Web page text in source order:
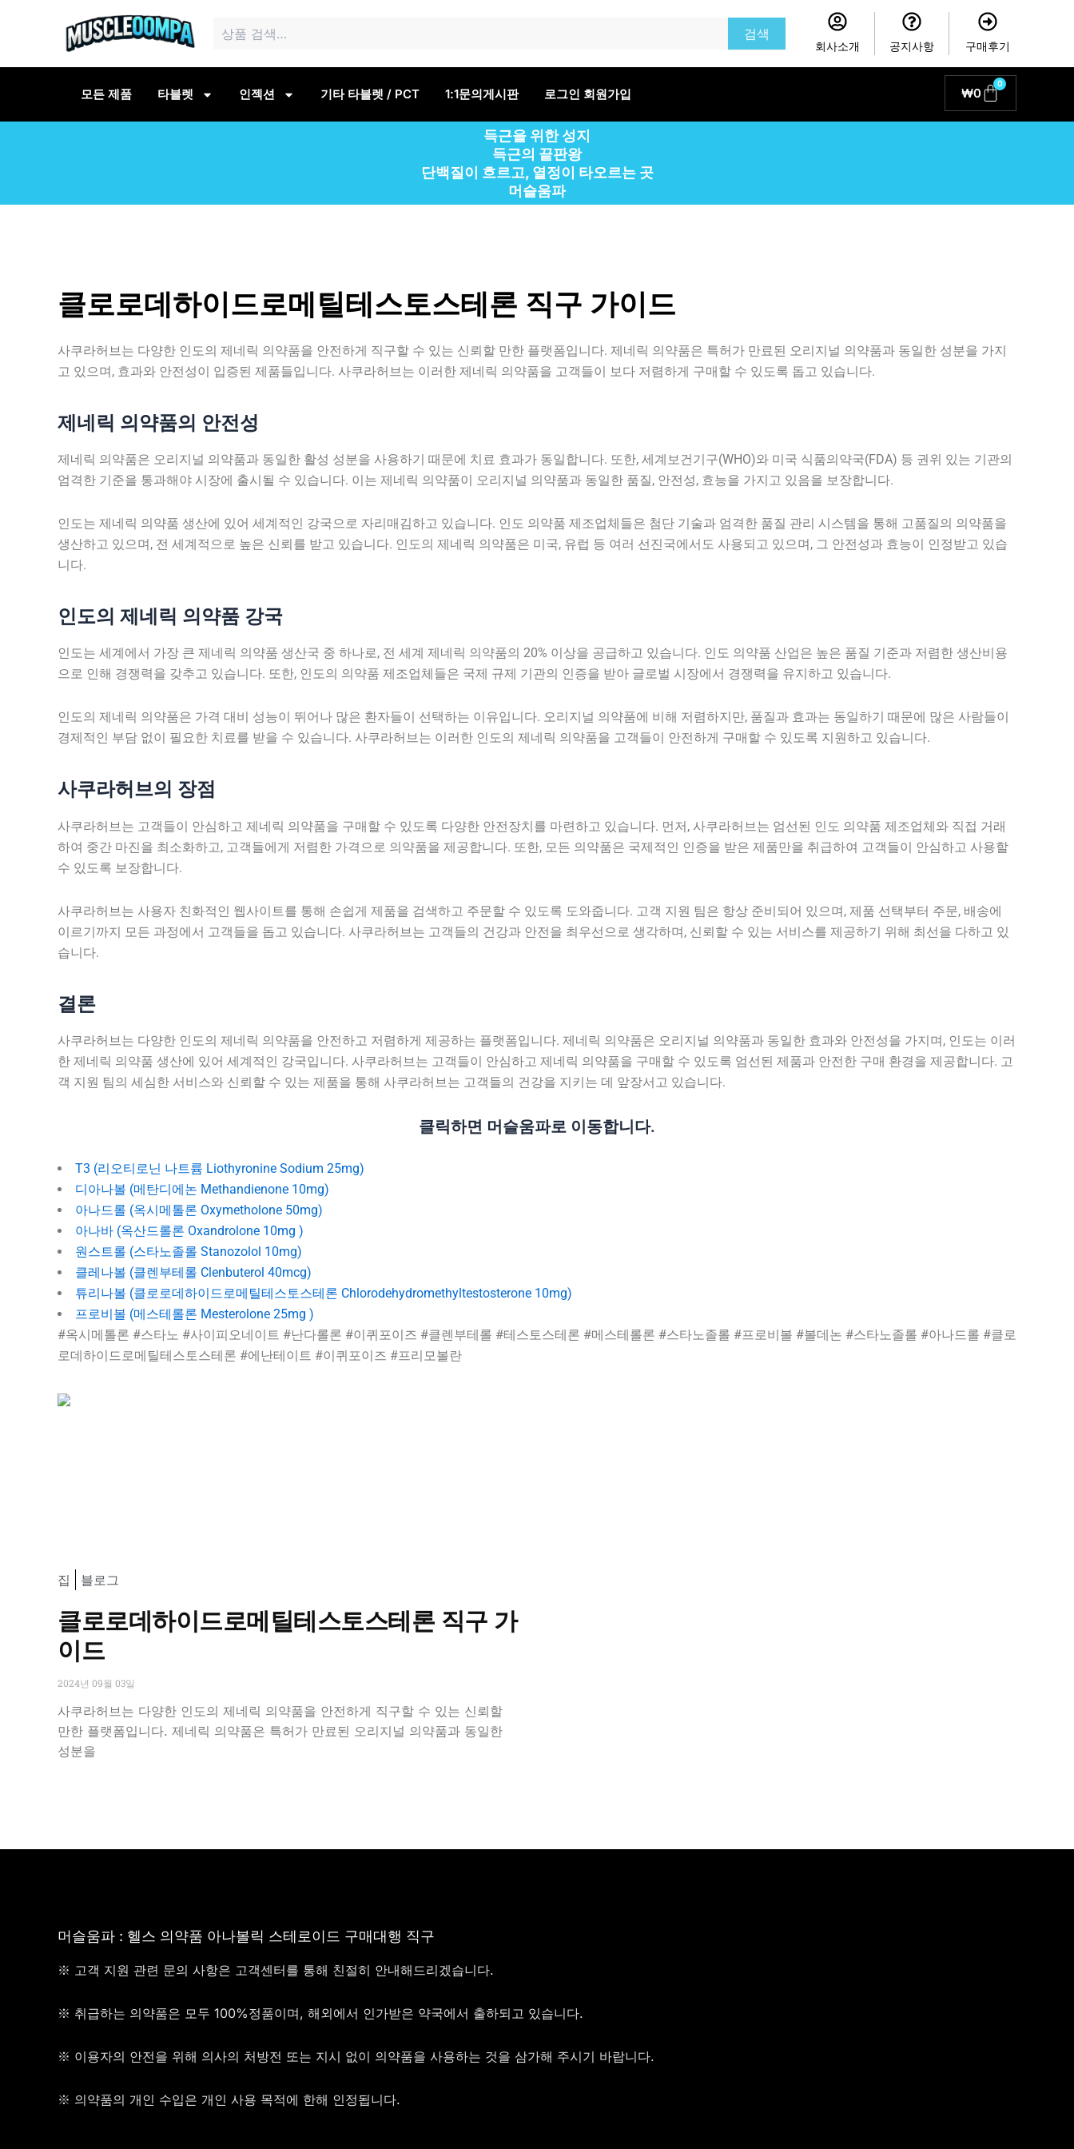
로
색:
검색
회사소개 공지사항 구매후기
모든 제품 타블렛 인젝션 기타 타블렛 / PCT 1:1문의게시판 로그인 회원가입 ₩0
0
Cart
득근을 위한 성지
득근의 끝판왕
단백질이 흐르고, 열정이 타오르는 곳
머슬움파
클로로데하이드로메틸테스토스테론 직구 가이드
사쿠라허브는 다양한 인도의 제네릭 의약품을 안전하게 직구할 수 있는 신뢰할 만한 플랫폼입니다. 제네릭 의약품은 특허가 만료된 오리지널 의약품과 동일한 성분을 가지
고 있으며, 효과와 안전성이 입증된 제품들입니다. 사쿠라허브는 이러한 제네릭 의약품을 고객들이 보다 저렴하게 구매할 수 있도록 돕고 있습니다.
제네릭 의약품의 안전성
제네릭 의약품은 오리지널 의약품과 동일한 활성 성분을 사용하기 때문에 치료 효과가 동일합니다. 또한, 세계보건기구(WHO)와 미국 식품의약국(FDA) 등 권위 있는 기관의
엄격한 기준을 통과해야 시장에 출시될 수 있습니다. 이는 제네릭 의약품이 오리지널 의약품과 동일한 품질, 안전성, 효능을 가지고 있음을 보장합니다.
인도는 제네릭 의약품 생산에 있어 세계적인 강국으로 자리매김하고 있습니다. 인도 의약품 제조업체들은 첨단 기술과 엄격한 품질 관리 시스템을 통해 고품질의 의약품을
생산하고 있으며, 전 세계적으로 높은 신뢰를 받고 있습니다. 인도의 제네릭 의약품은 미국, 유럽 등 여러 선진국에서도 사용되고 있으며, 그 안전성과 효능이 인정받고 있습
니다.
인도의 제네릭 의약품 강국
인도는 세계에서 가장 큰 제네릭 의약품 생산국 중 하나로, 전 세계 제네릭 의약품의 20% 이상을 공급하고 있습니다. 인도 의약품 산업은 높은 품질 기준과 저렴한 생산비용
으로 인해 경쟁력을 갖추고 있습니다. 또한, 인도의 의약품 제조업체들은 국제 규제 기관의 인증을 받아 글로벌 시장에서 경쟁력을 유지하고 있습니다.
인도의 제네릭 의약품은 가격 대비 성능이 뛰어나 많은 환자들이 선택하는 이유입니다. 오리지널 의약품에 비해 저렴하지만, 품질과 효과는 동일하기 때문에 많은 사람들이
경제적인 부담 없이 필요한 치료를 받을 수 있습니다. 사쿠라허브는 이러한 인도의 제네릭 의약품을 고객들이 안전하게 구매할 수 있도록 지원하고 있습니다.
사쿠라허브의 장점
사쿠라허브는 고객들이 안심하고 제네릭 의약품을 구매할 수 있도록 다양한 안전장치를 마련하고 있습니다. 먼저, 사쿠라허브는 엄선된 인도 의약품 제조업체와 직접 거래
하여 중간 마진을 최소화하고, 고객들에게 저렴한 가격으로 의약품을 제공합니다. 또한, 모든 의약품은 국제적인 인증을 받은 제품만을 취급하여 고객들이 안심하고 사용할
수 있도록 보장합니다.
사쿠라허브는 사용자 친화적인 웹사이트를 통해 손쉽게 제품을 검색하고 주문할 수 있도록 도와줍니다. 고객 지원 팀은 항상 준비되어 있으며, 제품 선택부터 주문, 배송에
이르기까지 모든 과정에서 고객들을 돕고 있습니다. 사쿠라허브는 고객들의 건강과 안전을 최우선으로 생각하며, 신뢰할 수 있는 서비스를 제공하기 위해 최선을 다하고 있
습니다.
결론
사쿠라허브는 다양한 인도의 제네릭 의약품을 안전하고 저렴하게 제공하는 플랫폼입니다. 제네릭 의약품은 오리지널 의약품과 동일한 효과와 안전성을 가지며, 인도는 이러
한 제네릭 의약품 생산에 있어 세계적인 강국입니다. 사쿠라허브는 고객들이 안심하고 제네릭 의약품을 구매할 수 있도록 엄선된 제품과 안전한 구매 환경을 제공합니다. 고
객 지원 팀의 세심한 서비스와 신뢰할 수 있는 제품을 통해 사쿠라허브는 고객들의 건강을 지키는 데 앞장서고 있습니다.
클릭하면 머슬움파로 이동합니다.
T3 (리오티로닌 나트륨 Liothyronine Sodium 25mg)
디아나볼 (메탄디에논 Methandienone 10mg)
아나드롤 (옥시메톨론 Oxymetholone 50mg)
아나바 (옥산드롤론 Oxandrolone 10mg )
원스트롤 (스타노졸롤 Stanozolol 10mg)
클레나볼 (클렌부테롤 Clenbuterol 40mcg)
튜리나볼 (클로로데하이드로메틸테스토스테론 Chlorodehydromethyltestosterone 10mg)
프로비볼 (메스테롤론 Mesterolone 25mg )
#옥시메톨론 #스타노 #사이피오네이트 #난다롤론 #이퀴포이즈 #클렌부테롤 #테스토스테론 #메스테롤론 #스타노졸롤 #프로비볼 #볼데논 #스타노졸롤 #아나드롤 #클로
로데하이드로메틸테스토스테론 #에난테이트 #이퀴포이즈 #프리모볼란
집 블로그
클로로데하이드로메틸테스토스테론 직구 가
이드
2024년 09월 03일
사쿠라허브는 다양한 인도의 제네릭 의약품을 안전하게 직구할 수 있는 신뢰할
만한 플랫폼입니다. 제네릭 의약품은 특허가 만료된 오리지널 의약품과 동일한
성분을
머슬움파 : 헬스 의약품 아나볼릭 스테로이드 구매대행 직구
※ 고객 지원 관련 문의 사항은 고객센터를 통해 친절히 안내해드리겠습니다.
※ 취급하는 의약품은 모두 100%정품이며, 해외에서 인가받은 약국에서 출하되고 있습니다.
※ 이용자의 안전을 위해 의사의 처방전 또는 지시 없이 의약품을 사용하는 것을 삼가해 주시기 바랍니다.
※ 의약품의 개인 수입은 개인 사용 목적에 한해 인정됩니다.